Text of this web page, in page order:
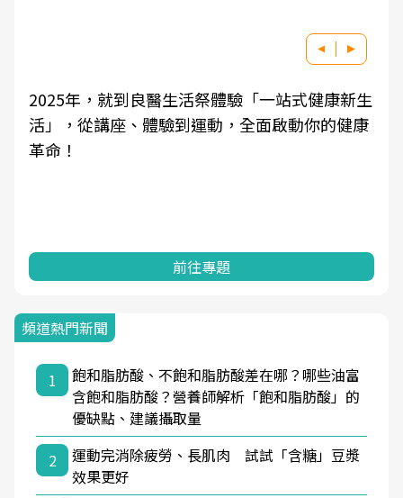
一站式健康新生
啟動你的健康
良醫健康網從「換季的身體變化」
學觀點與日常感受的對話，建立對
頻道熱門新聞
1
飽和脂肪酸、不飽和脂肪酸差在哪？哪些油富
含飽和脂肪酸？營養師解析「飽和脂肪酸」的
優缺點、建議攝取量
2
運動完消除疲勞、長肌肉 試試「含糖」豆漿
效果更好